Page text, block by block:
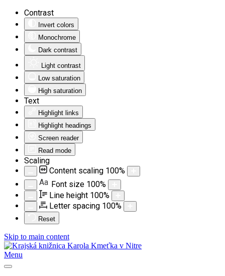
Contrast
Invert colors
Monochrome
Dark contrast
Light contrast
Low saturation
High saturation
Text
Highlight links
Highlight headings
Screen reader
Read mode
Scaling
Content scaling 100%
Aa Font size 100%
Line height 100%
Letter spacing 100%
Reset
Skip to main content
Menu